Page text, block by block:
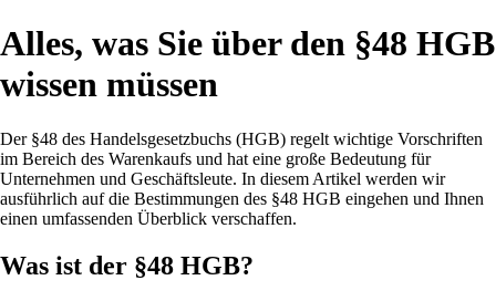
Alles, was Sie über den §48 HGB
wissen müssen
Der §48 des Handelsgesetzbuchs (HGB) regelt wichtige Vorschriften
im Bereich des Warenkaufs und hat eine große Bedeutung für
Unternehmen und Geschäftsleute. In diesem Artikel werden wir
ausführlich auf die Bestimmungen des §48 HGB eingehen und Ihnen
einen umfassenden Überblick verschaffen.
Was ist der §48 HGB?